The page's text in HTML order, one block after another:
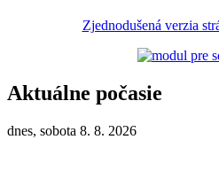
Zjednodušená verzia
Aktuálne počasie
dnes, sobota 8. 8. 2026